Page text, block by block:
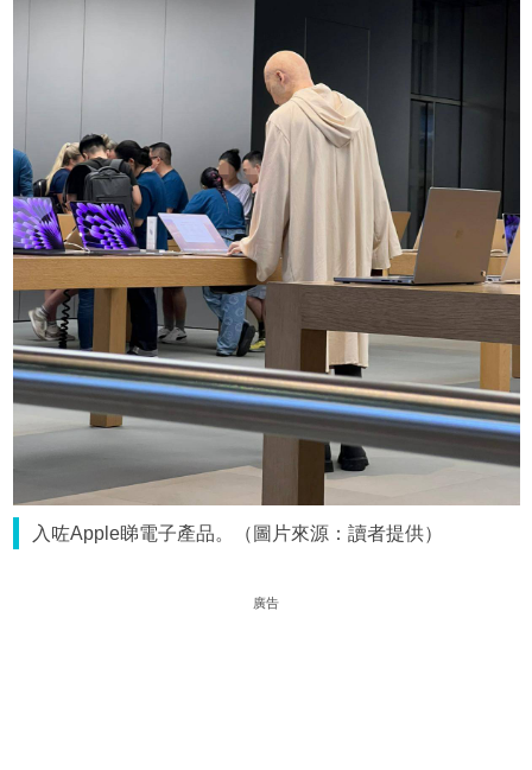
入咗Apple睇電子產品。（圖片來源：讀者提供）
廣告